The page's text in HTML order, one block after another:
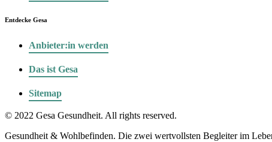
Entdecke Gesa
Anbieter:in werden
Das ist Gesa
Sitemap
© 2022 Gesa Gesundheit. All rights reserved.
Gesundheit & Wohlbefinden. Die zwei wertvollsten Begleiter im